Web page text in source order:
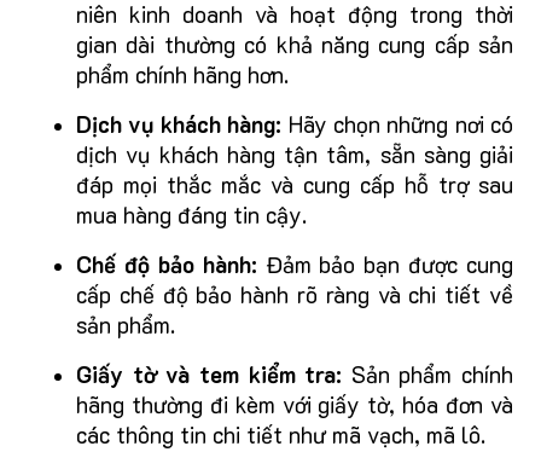
niên kinh doanh và hoạt động trong thời
gian dài thường có khả năng cung cấp sản
phẩm chính hãng hơn.
Dịch vụ khách hàng: Hãy chọn những nơi có
dịch vụ khách hàng tận tâm, sẵn sàng giải
đáp mọi thắc mắc và cung cấp hỗ trợ sau
mua hàng đáng tin cậy.
Chế độ bảo hành: Đảm bảo bạn được cung
cấp chế độ bảo hành rõ ràng và chi tiết về
sản phẩm.
Giấy tờ và tem kiểm tra: Sản phẩm chính
hãng thường đi kèm với giấy tờ, hóa đơn và
các thông tin chi tiết như mã vạch, mã lô.